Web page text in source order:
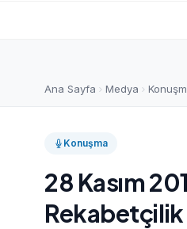
Ana Sayfa Medya
Konuşma
28 Kasım
Rekabetçilik